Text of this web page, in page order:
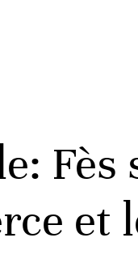
Fès
et